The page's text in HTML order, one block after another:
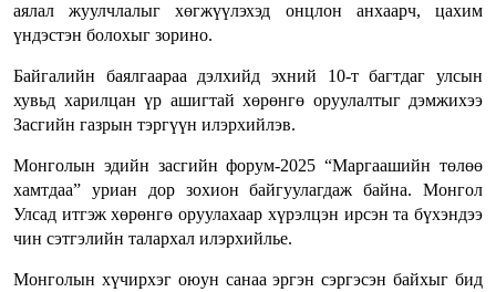
аялал жуулчлалыг хөгжүүлэхэд онцлон анхаарч, цахим
үндэстэн болохыг зорино.
Байгалийн баялгаараа дэлхийд эхний 10-т багтдаг улсын
хувьд харилцан үр ашигтай хөрөнгө оруулалтыг дэмжихээ
Засгийн газрын тэргүүн илэрхийлэв.
Монголын эдийн засгийн форум-2025 “Маргаашийн төлөө
хамтдаа” уриан дор зохион байгуулагдаж байна. Монгол
Улсад итгэж хөрөнгө оруулахаар хүрэлцэн ирсэн та бүхэндээ
чин сэтгэлийн талархал илэрхийлье.
Монголын хүчирхэг оюун санаа эргэн сэргэсэн байхыг бид